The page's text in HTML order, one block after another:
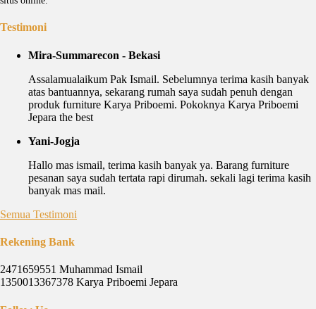
Testimoni
Mira-Summarecon - Bekasi
Assalamualaikum Pak Ismail. Sebelumnya terima kasih banyak
atas bantuannya, sekarang rumah saya sudah penuh dengan
produk furniture Karya Priboemi. Pokoknya Karya Priboemi
Jepara the best
Yani-Jogja
Hallo mas ismail, terima kasih banyak ya. Barang furniture
pesanan saya sudah tertata rapi dirumah. sekali lagi terima kasih
banyak mas mail.
Semua Testimoni
Rekening Bank
2471659551 Muhammad Ismail
1350013367378 Karya Priboemi Jepara